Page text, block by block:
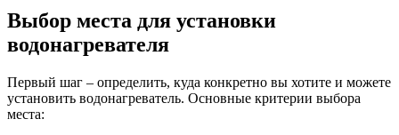
Выбор места для установки
водонагревателя
Первый шаг – определить, куда конкретно вы хотите и можете
установить водонагреватель. Основные критерии выбора
места: